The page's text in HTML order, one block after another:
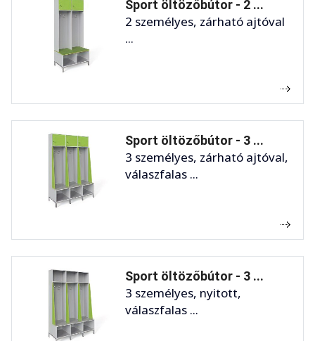
Sport öltözőbútor - 2 ...
2 személyes, zárható ajtóval
...
Sport öltözőbútor - 3 ...
3 személyes, zárható ajtóval,
válaszfalas ...
Sport öltözőbútor - 3 ...
3 személyes, nyitott,
válaszfalas ...